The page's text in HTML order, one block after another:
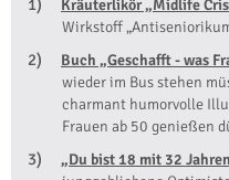
Kräuterlikör „Midlife
Wirkstoff
Buch „Geschafft - was
wieder im Bus stehen
charmant humorvolle
Frauen ab 50 genießen
„Du bist 18 mit 32